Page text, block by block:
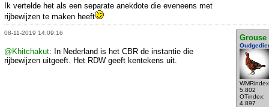
Ik vertelde het als een separate anekdote die eveneens met
rijbewijzen te maken heeft
08-11-2019 14:09:16
Grouse
5.802
OTindex:
4.897
@Khitchakut: In Nederland is het CBR de instantie die
rijbewijzen uitgeeft. Het RDW geeft kentekens uit.